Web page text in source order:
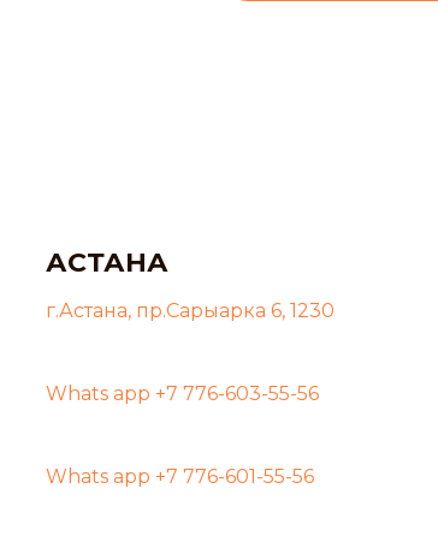
АСТАНА
г.Астана, пр.Сарыарка 6, 1230
Whats app +7 776-603-55-56
Whats app +7 776-601-55-56